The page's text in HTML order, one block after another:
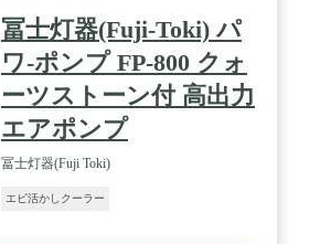
冨士灯器(Fuji-Toki) パ
ワ-ポンプ FP-800 クォ
ーツストーン付 高出力
エアポンプ
冨士灯器(Fuji Toki)
エビ活かしクーラー